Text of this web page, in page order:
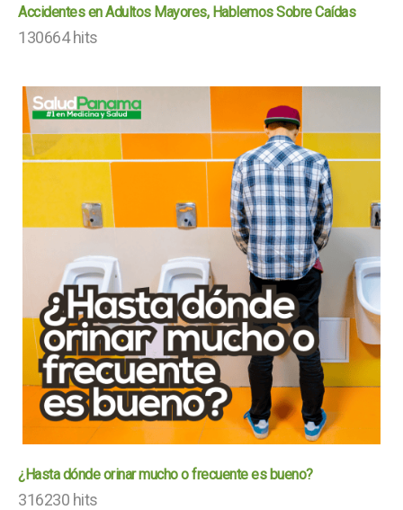
Accidentes en Adultos Mayores, Hablemos Sobre Caídas
130664 hits
¿Hasta dónde orinar mucho o frecuente es bueno?
316230 hits